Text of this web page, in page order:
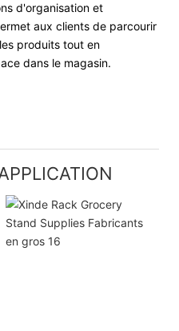
d'organisation et
aux clients de parcourir
produits tout en
dans le magasin.